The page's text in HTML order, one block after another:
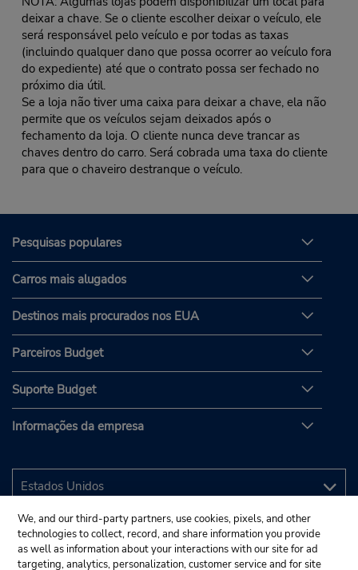
deixar a chave. Se o cliente escolher deixar o veículo, ele
será responsável pelo veículo e por todas as taxas
(incluindo qualquer dano que possa ocorrer ao veículo fora
do expediente) até que o contrato possa ser fechado no
próximo dia útil.
Se a loja não tiver uma caixa para deixar a chave, ela não
permite que os veículos sejam deixados após o
fechamento da loja. O cliente nunca deve trancar as
chaves dentro do carro. Será cobrada uma taxa do cliente
para que o chaveiro destranque o veículo.
Pesquisas populares
Carros mais alugados
Destinos mais procurados nos EUA
Parceiros Budget
Suporte Budget
Informações da empresa
We, and our third-party partners, use cookies, pixels, and other
technologies to collect, record, and share information you provide
as well as information about your interactions with our site for ad
targeting, analytics, personalization, customer service and for site